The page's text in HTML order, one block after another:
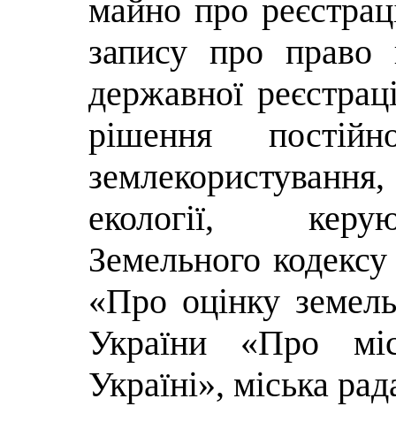
майно про
запису про право
державної
рішення
екології,
Земельного
«Про оцінку
України «Про
Україні», міська